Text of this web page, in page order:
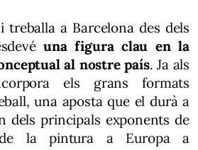
treballa a Barcelona des dels
una figura clau en la
al nostre país. Ja als
els grans formats
una aposta que el durà a
dels principals exponents de
la pintura a Europa a